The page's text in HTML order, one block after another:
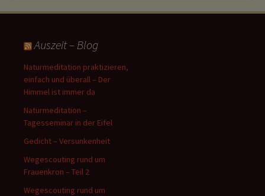
List
Auszeit – Blog
Naturmeditation praktizieren,
einfach und überall – Der
Himmel ist immer da
Naturmeditation –
Tagesseminar in der Eifel
Gedicht – Versunkenheit
Wegescouting rund um
Frauenkron – Teil 2
Wegescouting rund um